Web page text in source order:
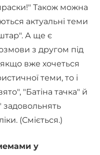
Також можна
актуальні теми
А ще є
з другом під
вже хочеться
теми, то і
"Батіна тачка" й
(Сміється.)
у